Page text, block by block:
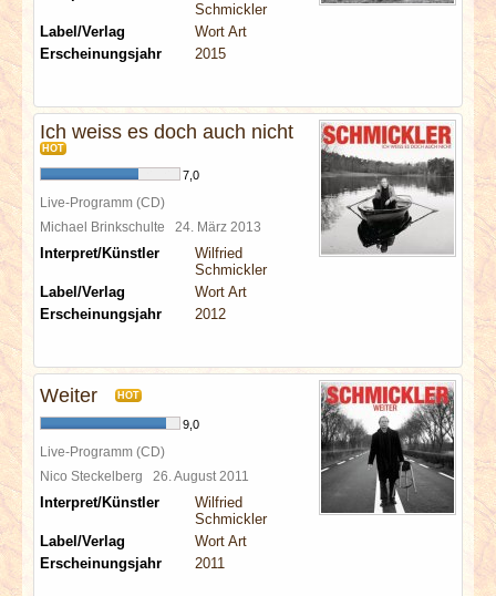
LINKS
Schmickler
Label/Verlag
Wort Art
Erscheinungsjahr
2015
Ich weiss es doch auch nicht
HOT
7,0
Live-Programm (CD)
Michael Brinkschulte 24. März 2013
Interpret/Künstler
Wilfried
Schmickler
Label/Verlag
Wort Art
Erscheinungsjahr
2012
Weiter HOT
9,0
Live-Programm (CD)
Nico Steckelberg 26. August 2011
Interpret/Künstler
Wilfried
Schmickler
Label/Verlag
Wort Art
Erscheinungsjahr
2011